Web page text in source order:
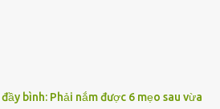
bình: Phải nắm được 6 mẹo sau vừa